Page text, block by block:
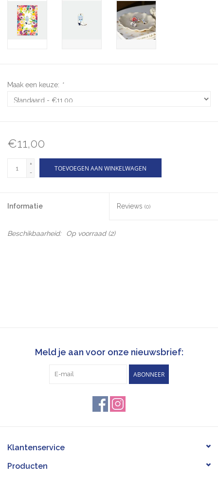
Maak een keuze: *
€11,00
+
-
TOEVOEGEN AAN WINKELWAGEN
Informatie Reviews (0)
Beschikbaarheid: Op voorraad(2)
Meld je aan voor onze nieuwsbrief:
ABONNEER
Klantenservice
Producten